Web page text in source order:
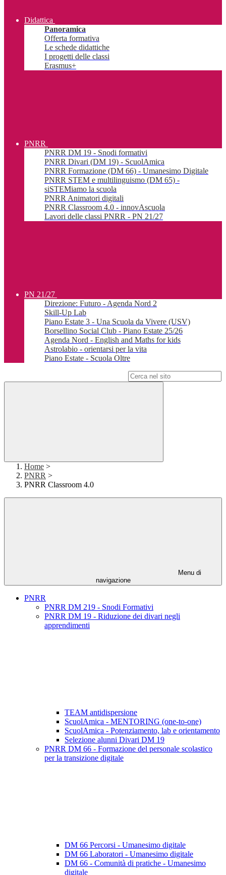
Didattica
Panoramica
Offerta formativa
Le schede didattiche
I progetti delle classi
Erasmus+
PNRR
PNRR DM 19 - Snodi formativi
PNRR Divari (DM 19) - ScuolAmica
PNRR Formazione (DM 66) - Umanesimo Digitale
PNRR STEM e multilinguismo (DM 65) -
siSTEMiamo la scuola
PNRR Animatori digitali
PNRR Classroom 4.0 - innovAscuola
Lavori delle classi PNRR - PN 21/27
PN 21/27
Direzione: Futuro - Agenda Nord 2
Skill-Up Lab
Piano Estate 3 - Una Scuola da Vivere (USV)
Borsellino Social Club - Piano Estate 25/26
Agenda Nord - English and Maths for kids
Astrolabio - orientarsi per la vita
Piano Estate - Scuola Oltre
Home >
PNRR >
PNRR Classroom 4.0
Menu di
navigazione
PNRR
PNRR DM 219 - Snodi Formativi
PNRR DM 19 - Riduzione dei divari negli
apprendimenti
TEAM antidispersione
ScuolAmica - MENTORING (one-to-one)
ScuolAmica - Potenziamento, lab e orientamento
Selezione alunni Divari DM 19
PNRR DM 66 - Formazione del personale scolastico
per la transizione digitale
DM 66 Percorsi - Umanesimo digitale
DM 66 Laboratori - Umanesimo digitale
DM 66 - Comunità di pratiche - Umanesimo
digitale